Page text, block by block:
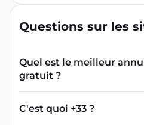
Questions sur les
Quel est le meilleur
gratuit ?
France Verif inclut une
recherche de numéro
et gratuite pour identifier
C'est quoi +33 ?
L'indicatif +33 est le code